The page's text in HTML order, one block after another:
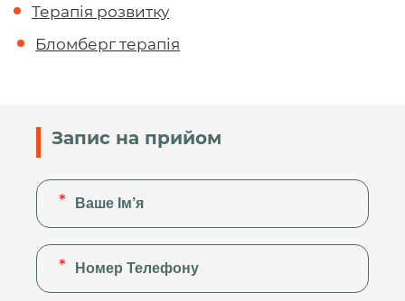
Терапія розвитку
Бломберг терапія
Запис на прийом